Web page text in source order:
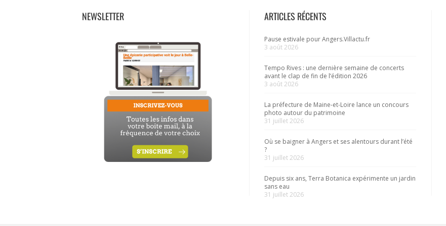
NEWSLETTER ARTICLES RÉCENTS
Pause estivale pour Angers.Villactu.fr
3 août 2026
Tempo Rives : une dernière semaine de concerts
avant le clap de fin de l’édition 2026
3 août 2026
La préfecture de Maine-et-Loire lance un concours
photo autour du patrimoine
31 juillet 2026
Où se baigner à Angers et ses alentours durant l’été
?
31 juillet 2026
Depuis six ans, Terra Botanica expérimente un jardin
sans eau
31 juillet 2026